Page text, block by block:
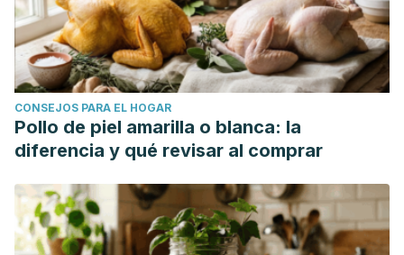
CONSEJOS PARA EL HOGAR
Pollo de piel amarilla o blanca: la
diferencia y qué revisar al comprar